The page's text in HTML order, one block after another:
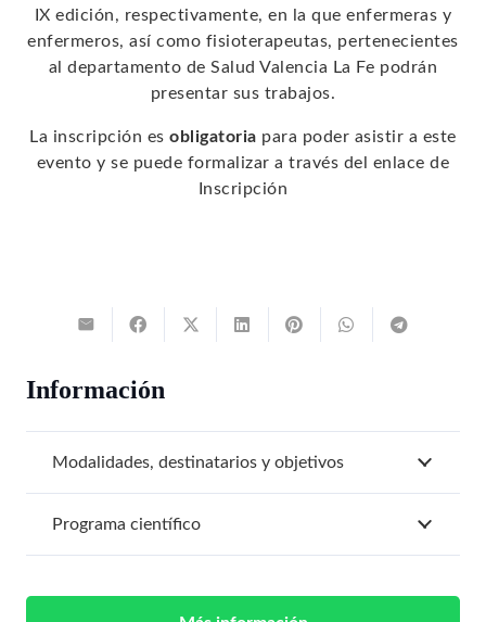
IX edición, respectivamente, en la que enfermeras y
enfermeros, así como fisioterapeutas, pertenecientes
al departamento de Salud Valencia La Fe podrán
presentar sus trabajos.
La inscripción esobligatoria para poder asistir a este
evento y se puede formalizar a través del enlace de
Inscripción
Información
Modalidades, destinatarios y objetivos
Programa científico